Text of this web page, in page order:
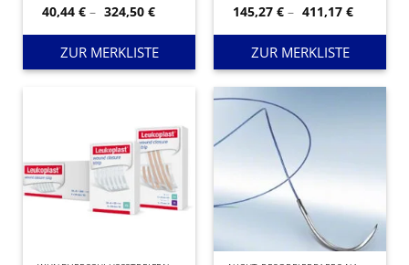
40,44€ – 324,50€Preisspanne:
40,44 €
bis
324,50 €
ZUR MERKLISTE
145,27€ – 411,17€
145,27 €
bis
ZUR MERKLISTE